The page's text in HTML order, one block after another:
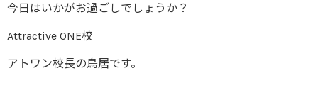
今日はいかがお過ごしでしょうか？
Attractive ONE校
アトワン校長の鳥居です。